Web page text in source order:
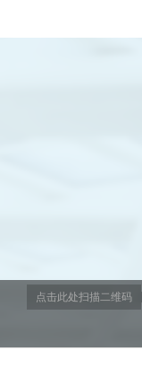
点击此处扫描二维码